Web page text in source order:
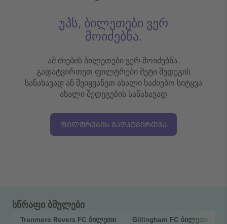
უპს, ბილეთები ვერ
მოიძებნა.
ამ ძიების ბილეთები ვერ მოიძებნა.
გადატვირთეთ ფილტრები მეტი შედეგის
სანახავად ან შეიყვანეთ ახალი საძიებო სიტყვა
ახალი შედეგების სანახავად
ᲤᲘᲚᲢᲠᲔᲑᲘᲡ ᲒᲐᲓᲐᲢᲕᲘᲠᲗᲕᲐ
სწრაფი ბმულები
Tranmere Rovers FC ბილეთი Gillingham FC ბილეთი